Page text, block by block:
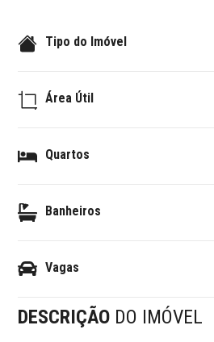
Tipo do Imóvel
Área Útil
Quartos
Banheiros
Vagas
DESCRIÇÃO DO IMÓVEL